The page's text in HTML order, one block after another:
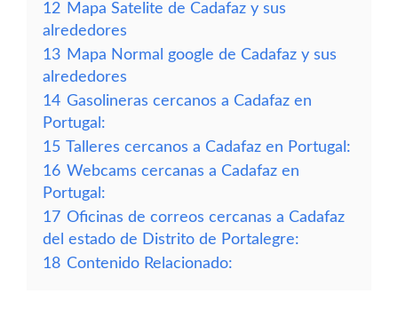
12 Mapa Satelite de Cadafaz y sus
alrededores
13 Mapa Normal google de Cadafaz y sus
alrededores
14 Gasolineras cercanos a Cadafaz en
Portugal:
15 Talleres cercanos a Cadafaz en Portugal:
16 Webcams cercanas a Cadafaz en
Portugal:
17 Oficinas de correos cercanas a Cadafaz
del estado de Distrito de Portalegre:
18 Contenido Relacionado: